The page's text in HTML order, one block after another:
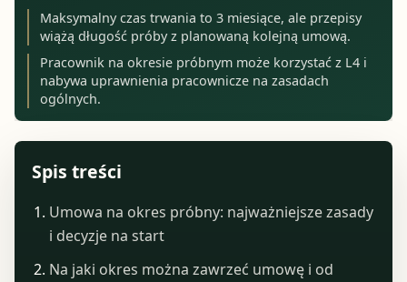
Maksymalny czas trwania to 3 miesiące, ale przepisy
wiążą długość próby z planowaną kolejną umową.
Pracownik na okresie próbnym może korzystać z L4 i
nabywa uprawnienia pracownicze na zasadach
ogólnych.
Spis treści
Umowa na okres próbny: najważniejsze zasady
i decyzje na start
Na jaki okres można zawrzeć umowę i od